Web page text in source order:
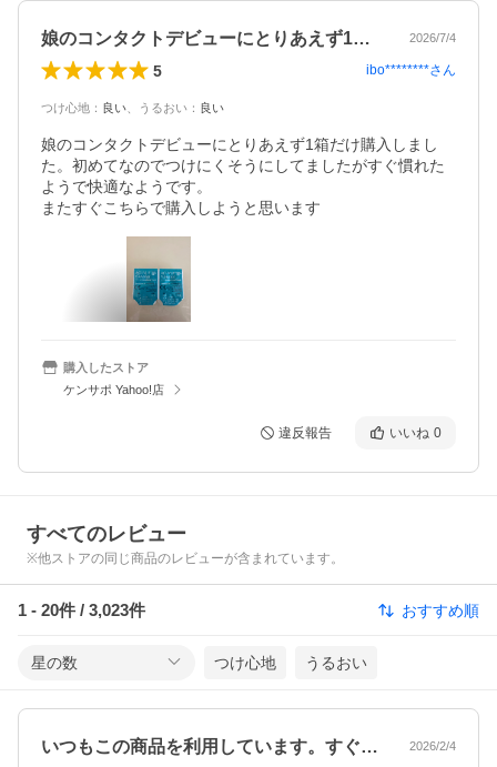
娘のコンタクトデビューにとりあえず1箱… 2026/7/4
5 ibo********さん
つけ心地 ： 良い うるおい ： 良い
娘のコンタクトデビューにとりあえず1箱だけ購入しまし
た。初めてなのでつけにくそうにしてましたがすぐ慣れた
ようで快適なようです。
またすぐこちらで購入しようと思います
購入したストア
ケンサポ Yahoo!店
違反報告 いいね 0
すべてのレビュー
※他ストアの同じ商品のレビューが含まれています。
1 - 20件 / 3,023件 おすすめ順
星の数 つけ心地 うるおい
いつもこの商品を利用しています。すぐに… 2026/2/4